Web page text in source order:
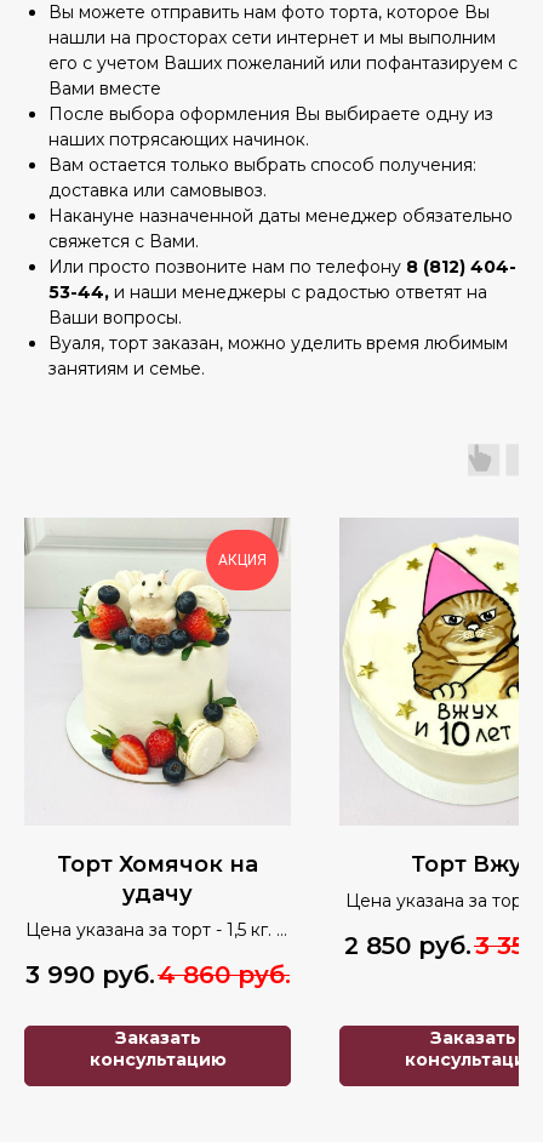
Вы можете отправить нам фото торта, которое Вы
нашли на просторах сети интернет и мы выполним
его с учетом Ваших пожеланий или пофантазируем с
Вами вместе
После выбора оформления Вы выбираете одну из
наших потрясающих начинок.
Вам остается только выбрать способ получения:
доставка или самовывоз.
Накануне назначенной даты менеджер обязательно
свяжется с Вами.
Или просто позвоните нам по телефону 8 (812) 404-
53-44, и наши менеджеры с радостью ответят на
Ваши вопросы.
Вуаля, торт заказан, можно уделить время любимым
занятиям и семье.
АКЦИЯ
Торт Хомячок на
удачу
Цена указана за торт - 1,5 кг. В
живая фисташка
3 990 руб.4 860 руб.
Заказать
консультацию
Торт Вжух
Цена указана за торт
2 850 руб.3 350
Заказать
консультацию